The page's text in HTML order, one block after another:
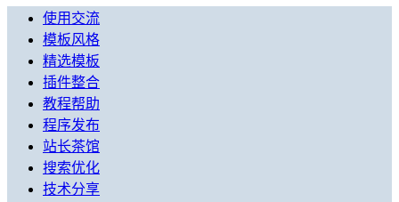
使用交流
模板风格
精选模板
插件整合
教程帮助
程序发布
站长茶馆
搜索优化
技术分享